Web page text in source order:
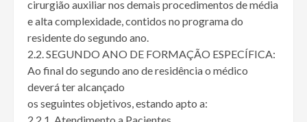
cirurgião auxiliar nos demais procedimentos de média
e alta complexidade, contidos no programa do
residente do segundo ano.
2.2. SEGUNDO ANO DE FORMAÇÃO ESPECÍFICA:
Ao final do segundo ano de residência o médico
deverá ter alcançado
os seguintes objetivos, estando apto a: